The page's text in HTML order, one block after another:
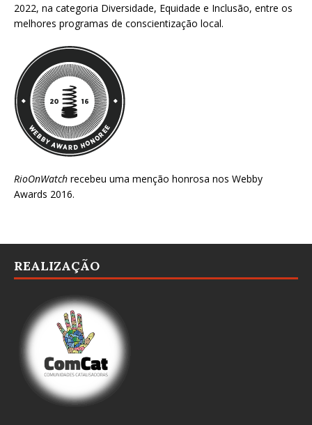
2022, na categoria Diversidade, Equidade e Inclusão, entre os
melhores programas de conscientização local.
RioOnWatch recebeu uma menção honrosa nos Webby
Awards 2016.
REALIZAÇÃO